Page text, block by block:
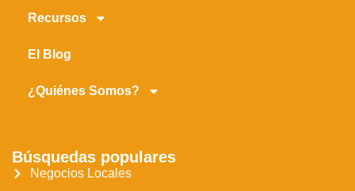
Recursos
El Blog
¿Quiénes Somos?
Búsquedas populares
Negocios Locales